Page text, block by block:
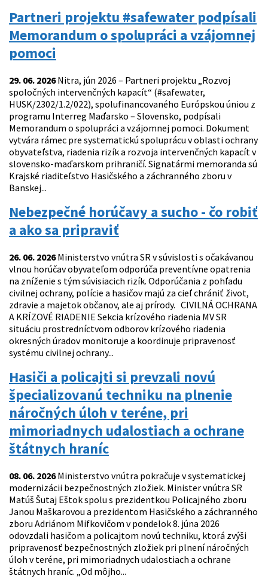
Partneri projektu #safewater podpísali
Memorandum o spolupráci a vzájomnej
pomoci
29. 06. 2026Nitra, jún 2026 – Partneri projektu „Rozvoj
spoločných intervenčných kapacít“ (#safewater,
HUSK/2302/1.2/022), spolufinancovaného Európskou úniou z
programu Interreg Maďarsko – Slovensko, podpísali
Memorandum o spolupráci a vzájomnej pomoci. Dokument
vytvára rámec pre systematickú spoluprácu v oblasti ochrany
obyvateľstva, riadenia rizík a rozvoja intervenčných kapacít v
slovensko-maďarskom prihraničí. Signatármi memoranda sú
Krajské riaditeľstvo Hasičského a záchranného zboru v
Banskej...
Nebezpečné horúčavy a sucho - čo robiť
a ako sa pripraviť
26. 06. 2026Ministerstvo vnútra SR v súvislosti s očakávanou
vlnou horúčav obyvateľom odporúča preventívne opatrenia
na zníženie s tým súvisiacich rizík. Odporúčania z pohľadu
civilnej ochrany, polície a hasičov majú za cieľ chrániť život,
zdravie a majetok občanov, ale aj prírody. CIVILNÁ OCHRANA
A KRÍZOVÉ RIADENIE Sekcia krízového riadenia MV SR
situáciu prostredníctvom odborov krízového riadenia
okresných úradov monitoruje a koordinuje pripravenosť
systému civilnej ochrany...
Hasiči a policajti si prevzali novú
špecializovanú techniku na plnenie
náročných úloh v teréne, pri
mimoriadnych udalostiach a ochrane
štátnych hraníc
08. 06. 2026Ministerstvo vnútra pokračuje v systematickej
modernizácii bezpečnostných zložiek. Minister vnútra SR
Matúš Šutaj Eštok spolu s prezidentkou Policajného zboru
Janou Maškarovou a prezidentom Hasičského a záchranného
zboru Adriánom Mifkovičom v pondelok 8. júna 2026
odovzdali hasičom a policajtom novú techniku, ktorá zvýši
pripravenosť bezpečnostných zložiek pri plnení náročných
úloh v teréne, pri mimoriadnych udalostiach a ochrane
štátnych hraníc. „Od môjho...